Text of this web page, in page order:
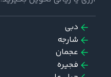
دبی
شارجه
عجمان
فجیره